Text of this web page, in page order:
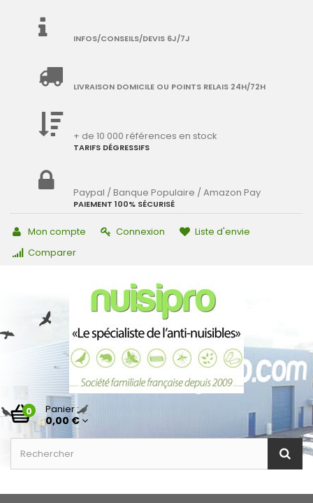
INFOS/CONSEILS/DEVIS 6J/7J
LIVRAISON DOMICILE OU POINTS RELAIS 24H/72H
+ de 10 000 références en stock
TARIFS DÉGRESSIFS
Paypal / Banque Populaire / Amazon Pay
PAIEMENT 100% SÉCURISÉ
Mon compte Connexion
Liste d'envie
Comparer
0 Panier :
0,00 €